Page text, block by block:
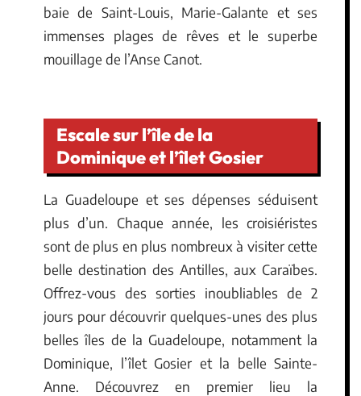
baie de Saint-Louis, Marie-Galante et ses
immenses plages de rêves et le superbe
mouillage de l’Anse Canot.
Escale sur l’île de la
Dominique et l’îlet Gosier
La Guadeloupe et ses dépenses séduisent
plus d’un. Chaque année, les croisiéristes
sont de plus en plus nombreux à visiter cette
belle destination des Antilles, aux Caraïbes.
Offrez-vous des sorties inoubliables de 2
jours pour découvrir quelques-unes des plus
belles îles de la Guadeloupe, notamment la
Dominique, l’îlet Gosier et la belle Sainte-
Anne. Découvrez en premier lieu la